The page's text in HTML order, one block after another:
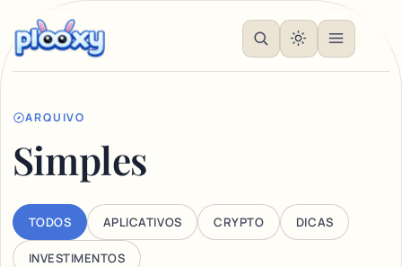
ARQUIVO
Simples
TODOS APLICATIVOS CRYPTO DICAS
INVESTIMENTOS